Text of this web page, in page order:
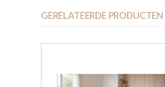
GERELATEERDE PRODUCTEN